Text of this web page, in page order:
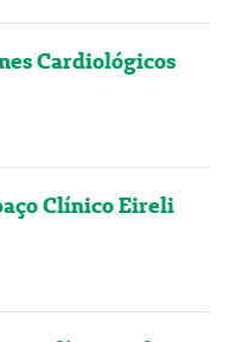
Cardiológicos
Clínico Eireli